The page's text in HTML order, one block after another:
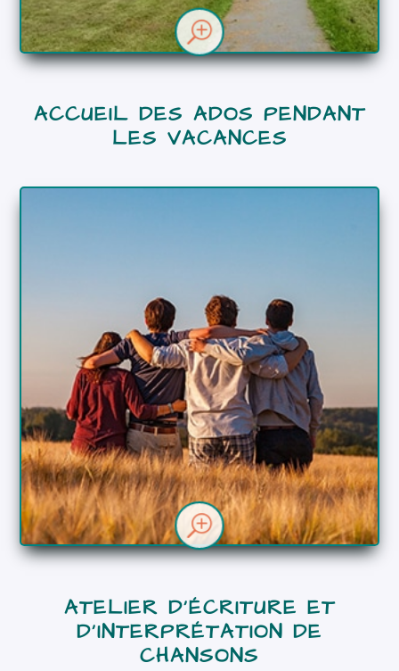
T
ACCUEIL DES ADOS PENDANT
LES VACANCES
T
Animateur
Dimitri Moussaoui
DÉTAILS
ATELIER D’ÉCRITURE ET
D’INTERPRÉTATION DE
CHANSONS